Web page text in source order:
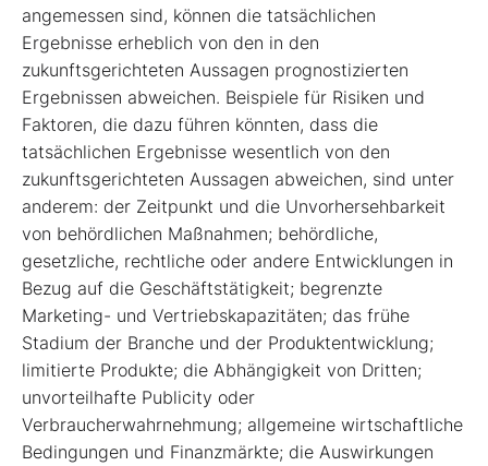
angemessen sind, können die tatsächlichen
Ergebnisse erheblich von den in den
zukunftsgerichteten Aussagen prognostizierten
Ergebnissen abweichen. Beispiele für Risiken und
Faktoren, die dazu führen könnten, dass die
tatsächlichen Ergebnisse wesentlich von den
zukunftsgerichteten Aussagen abweichen, sind unter
anderem: der Zeitpunkt und die Unvorhersehbarkeit
von behördlichen Maßnahmen; behördliche,
gesetzliche, rechtliche oder andere Entwicklungen in
Bezug auf die Geschäftstätigkeit; begrenzte
Marketing- und Vertriebskapazitäten; das frühe
Stadium der Branche und der Produktentwicklung;
limitierte Produkte; die Abhängigkeit von Dritten;
unvorteilhafte Publicity oder
Verbraucherwahrnehmung; allgemeine wirtschaftliche
Bedingungen und Finanzmärkte; die Auswirkungen